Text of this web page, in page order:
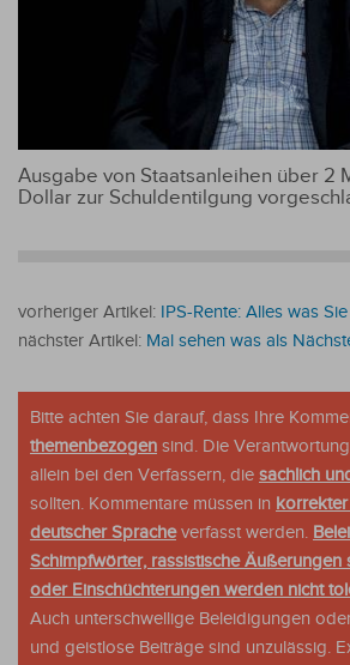
Ausgabe von Staatsanleihen über 2
Dollar zur Schuldentilgung
vorheriger Artikel: IPS-Rente: Alles was
nächster Artikel: Mal sehen was als
Bitte achten Sie darauf, dass Ihre
themenbezogen sind. Die
allein bei den Verfassern, die sachlich
sollten. Kommentare müssen in
deutscher Spracheverfasst werden.
Schimpfwörter, rassistische
oder Einschüchterungen werden nicht
Auch unterschwellige Beleidigungen
und geistlose Beiträge sind unzulässig.